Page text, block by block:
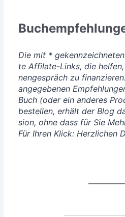
Die mit *
te Affi­la­te-Links, die
nen­ge­spräch zu
ange­ge­be­nen
Buch (oder ein ande­res
bestel­len, erhält der Blog
si­on, ohne dass für Sie
Für Ihren Klick: Herz­li­chen